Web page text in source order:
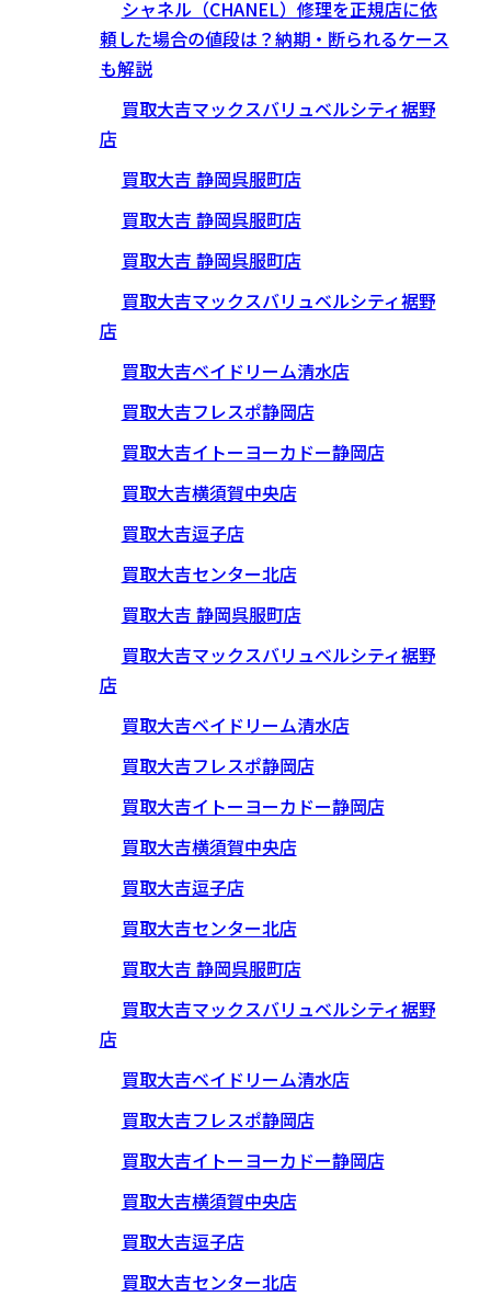
シャネル（CHANEL）修理を正規店に依
頼した場合の値段は？納期・断られるケース
も解説
買取大吉マックスバリュベルシティ裾野
店
買取大吉 静岡呉服町店
買取大吉 静岡呉服町店
買取大吉 静岡呉服町店
買取大吉マックスバリュベルシティ裾野
店
買取大吉ベイドリーム清水店
買取大吉フレスポ静岡店
買取大吉イトーヨーカドー静岡店
買取大吉横須賀中央店
買取大吉逗子店
買取大吉センター北店
買取大吉 静岡呉服町店
買取大吉マックスバリュベルシティ裾野
店
買取大吉ベイドリーム清水店
買取大吉フレスポ静岡店
買取大吉イトーヨーカドー静岡店
買取大吉横須賀中央店
買取大吉逗子店
買取大吉センター北店
買取大吉 静岡呉服町店
買取大吉マックスバリュベルシティ裾野
店
買取大吉ベイドリーム清水店
買取大吉フレスポ静岡店
買取大吉イトーヨーカドー静岡店
買取大吉横須賀中央店
買取大吉逗子店
買取大吉センター北店